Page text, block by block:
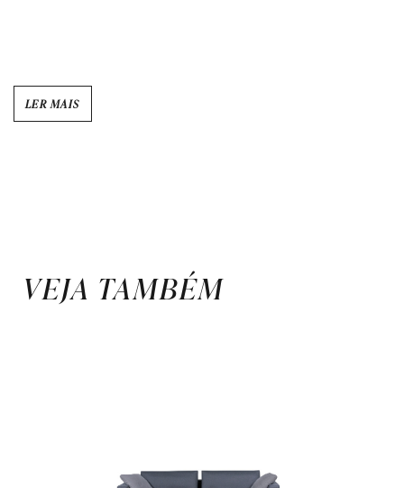
LER MAIS
VEJA TAMBÉM